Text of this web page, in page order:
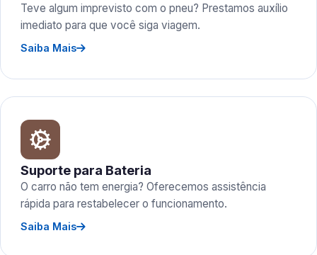
Teve algum imprevisto com o pneu? Prestamos auxílio
imediato para que você siga viagem.
Saiba Mais
Suporte para Bateria
O carro não tem energia? Oferecemos assistência
rápida para restabelecer o funcionamento.
Saiba Mais